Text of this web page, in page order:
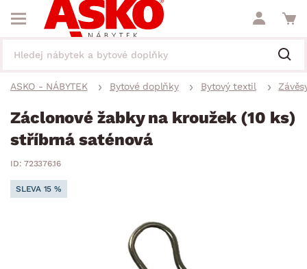
ASKO - NÁBYTEK Bytové doplňky Bytový textil
Záclonové žabky na kroužek (10 ks)
stříbrná saténová
ID: 723376.16
SLEVA 15 %